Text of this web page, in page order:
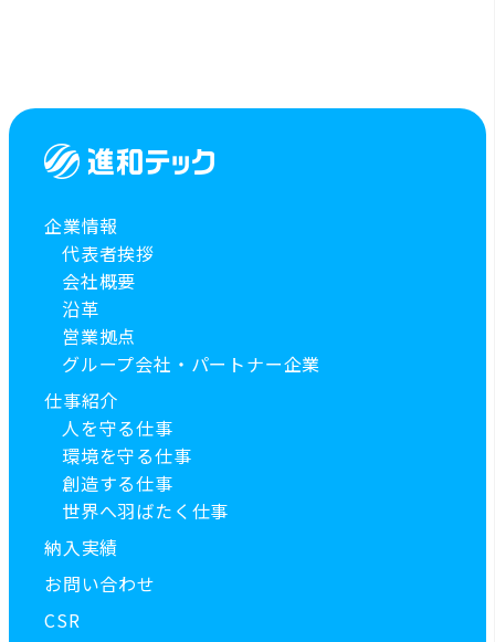
企業情報
代表者挨拶
会社概要
沿革
営業拠点
グループ会社・パートナー企業
仕事紹介
人を守る仕事
環境を守る仕事
創造する仕事
世界へ羽ばたく仕事
納入実績
お問い合わせ
CSR